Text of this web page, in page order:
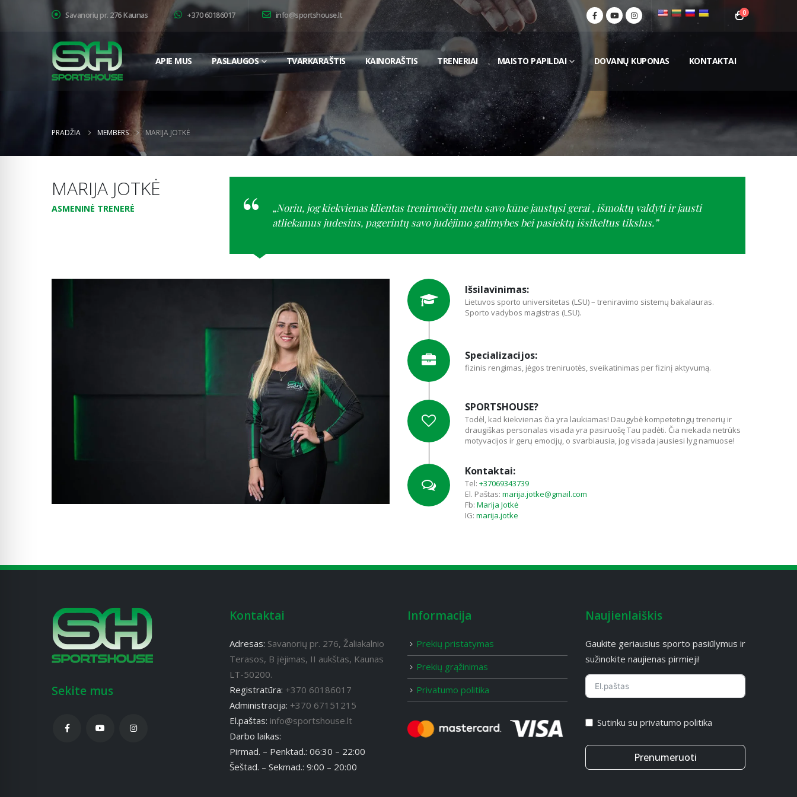
Savanorių pr. 276 Kaunas +370 60186017 info@sportshouse.lt 0
APIE MUS PASLAUGOS TVARKARAŠTIS KAINORAŠTIS TRENERIAI MAISTO PAPILDAI DOVANŲ KUPONAS KONTAKTAI
PRADŽIA MEMBERS MARIJA JOTKĖ
MARIJA JOTKĖ
ASMENINĖ TRENERĖ
„Noriu, jog kiekvienas klientas treniruočių metu savo kūne jaustųsi gerai , išmoktų valdyti ir jausti
atliekamus judesius, pagerintų savo judėjimo galimybes bei pasiektų išsikeltus tikslus.”
Išsilavinimas:
Lietuvos sporto universitetas (LSU) – treniravimo sistemų bakalauras.
Sporto vadybos magistras (LSU).
Specializacijos:
fizinis rengimas, jėgos treniruotės, sveikatinimas per fizinį aktyvumą.
SPORTSHOUSE?
Todėl, kad kiekvienas čia yra laukiamas! Daugybė kompetetingų trenerių ir
draugiškas personalas visada yra pasiruošę Tau padėti. Čia niekada netrūks
motyvacijos ir gerų emocijų, o svarbiausia, jog visada jausiesi lyg namuose!
Kontaktai:
Tel: +37069343739
El. Paštas: marija.jotke@gmail.com
Fb: Marija Jotkė
IG: marija.jotke
Sekite mus
Kontaktai
Adresas: Savanorių pr. 276, Žaliakalnio
Terasos, B įėjimas, II aukštas, Kaunas
LT-50200.
Registratūra: +370 60186017
Administracija: +370 67151215
El.paštas: info@sportshouse.lt
Darbo laikas:
Pirmad. – Penktad.: 06:30 – 22:00
Šeštad. – Sekmad.: 9:00 – 20:00
Informacija
Prekių pristatymas
Prekių grąžinimas
Privatumo politika
Naujienlaiškis
Gaukite geriausius sporto pasiūlymus ir
sužinokite naujienas pirmieji!
Sutinku su privatumo politika
Prenumeruoti